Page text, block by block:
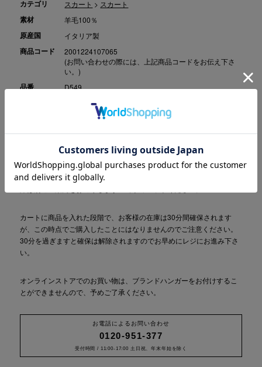
カテゴリ スカート > スカート
素材 羊毛100％
原産国 イタリア製
商品コード
2001224107065
(お問い合わせの際には、上記商品コードをお伝え下さ
い。)
品番 D549
こちらの商品は、実店舗と在庫の共有をしておりますため、商品の手
配ができない場合はキャンセルとさせていただきます。キャンセルの
カートに商品を入れた段階で、お客様の在庫は30分間確保されます
が、この時点でご購入したことにはなりませんのでご注意ください。
30分を過ぎますと確保は解除されますのでお早めにレジにお進み下さ
い。
オンラインストアでのお買い物は、ブランドハンガーをお付けするこ
とができませんので、予めご了承ください。
お電話によるお問い合わせ
0120-951-377
受付時間 / 11:00-17:00 土日祝、年末年始を除く